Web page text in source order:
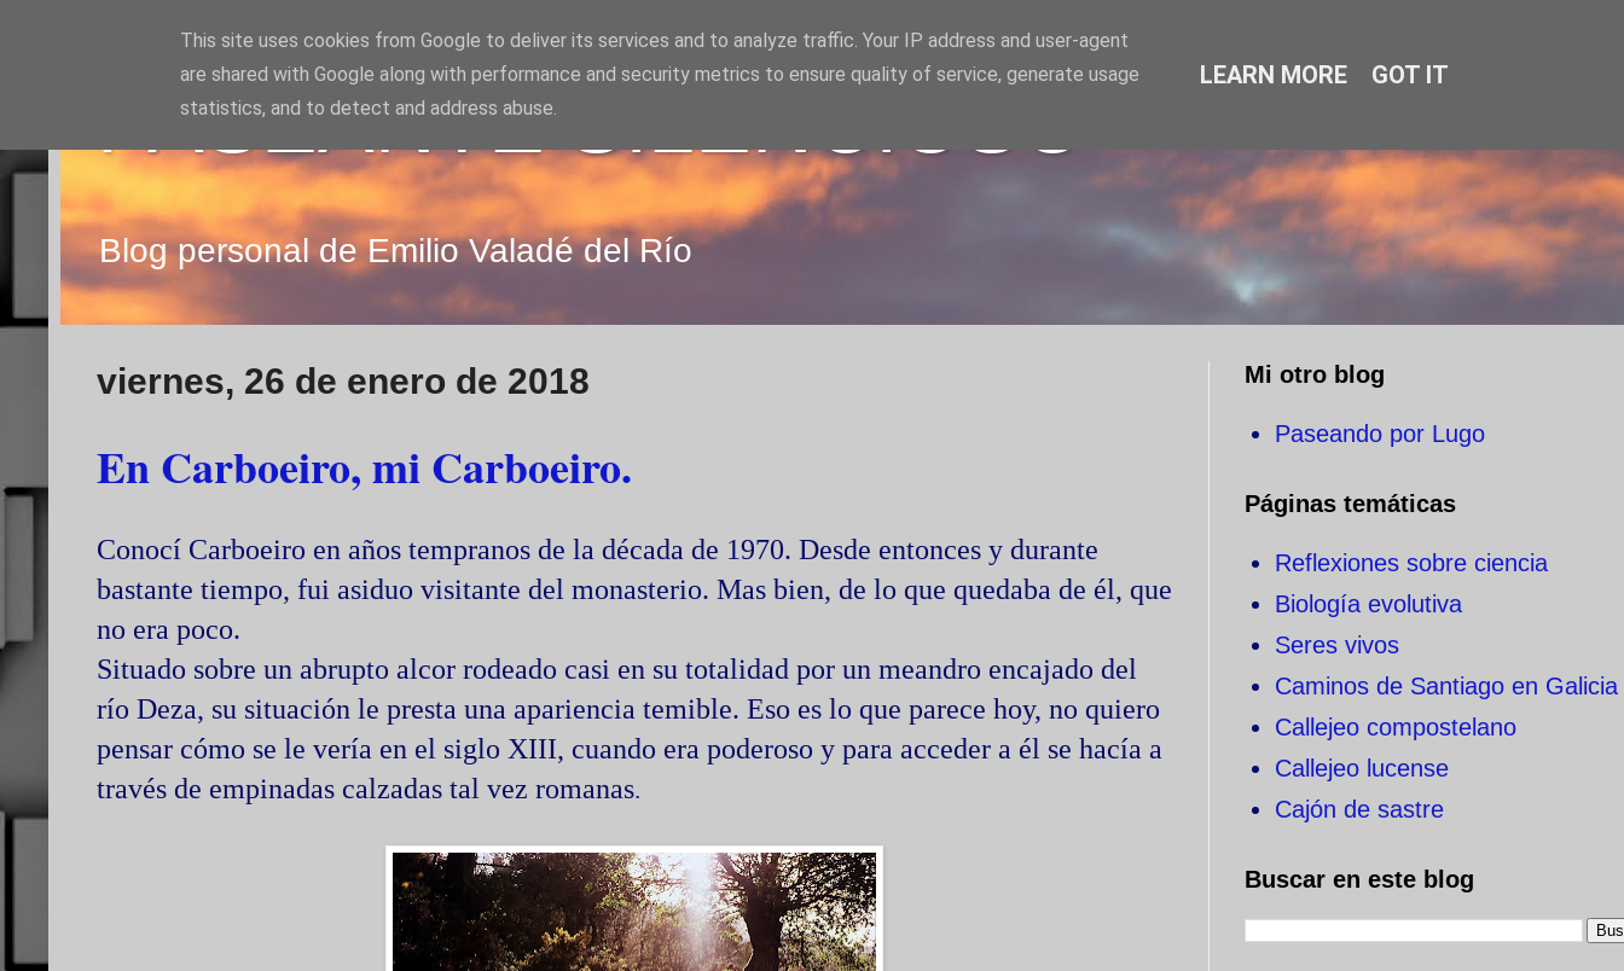
PASEANTE SILENCIOSO
Blog personal de Emilio Valadé del Río
viernes, 26 de enero de 2018
En Carboeiro, mi Carboeiro.
Conocí Carboeiro en años tempranos de la década de 1970. Desde entonces y durante
bastante tiempo, fui asiduo visitante del monasterio. Mas bien, de lo que quedaba de él, que
no era poco.
Situado sobre un abrupto alcor rodeado casi en su totalidad por un meandro encajado del
río Deza, su situación le presta una apariencia temible. Eso es lo que parece hoy, no quiero
pensar cómo se le vería en el siglo XIII, cuando era poderoso y para acceder a él se hacía a
través de empinadas calzadas tal vez romanas.
Mi otro blog
Paseando por Lugo
Páginas temáticas
Reflexiones sobre ciencia
Biología evolutiva
Seres vivos
Caminos de Santiago en Galicia
Callejeo compostelano
Callejeo lucense
Cajón de sastre
Buscar en este blog
This site uses cookies from Google to deliver its services and to analyze traffic. Your IP address and user-agent
are shared with Google along with performance and security metrics to ensure quality of service, generate usage
statistics, and to detect and address abuse.
LEARN MORE GOT IT